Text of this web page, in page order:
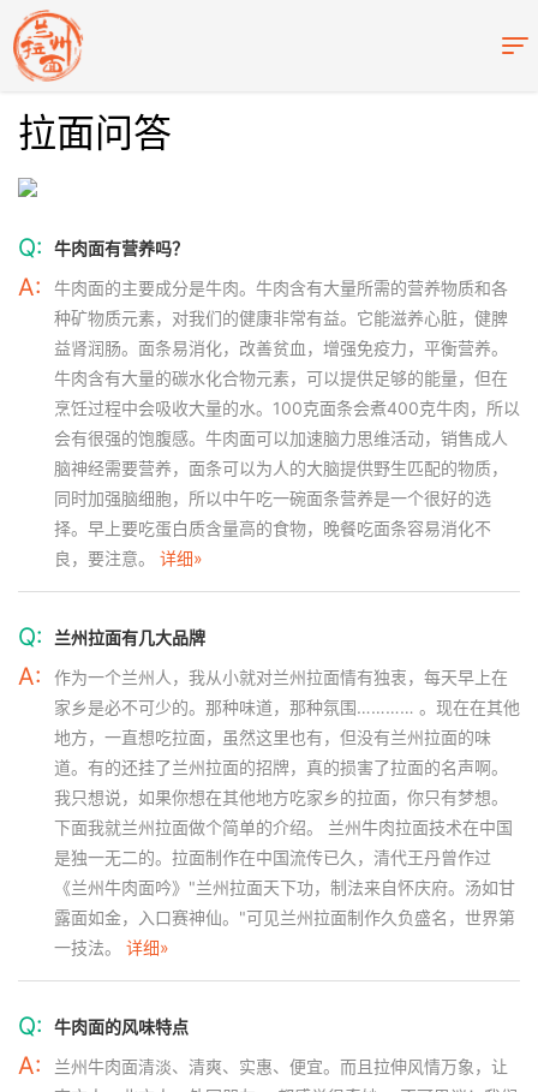
拉面问答
Q: 牛肉面有营养吗？
A:
牛肉面的主要成分是牛肉。牛肉含有大量所需的营养物质和各
种矿物质元素，对我们的健康非常有益。它能滋养心脏，健脾
益肾润肠。面条易消化，改善贫血，增强免疫力，平衡营养。
牛肉含有大量的碳水化合物元素，可以提供足够的能量，但在
烹饪过程中会吸收大量的水。100克面条会煮400克牛肉，所以
会有很强的饱腹感。牛肉面可以加速脑力思维活动，销售成人
脑神经需要营养，面条可以为人的大脑提供野生匹配的物质，
同时加强脑细胞，所以中午吃一碗面条营养是一个很好的选
择。早上要吃蛋白质含量高的食物，晚餐吃面条容易消化不
良，要注意。 详细»
Q: 兰州拉面有几大品牌
A:
作为一个兰州人，我从小就对兰州拉面情有独衷，每天早上在
家乡是必不可少的。那种味道，那种氛围………… 。现在在其他
地方，一直想吃拉面，虽然这里也有，但没有兰州拉面的味
道。有的还挂了兰州拉面的招牌，真的损害了拉面的名声啊。
我只想说，如果你想在其他地方吃家乡的拉面，你只有梦想。
下面我就兰州拉面做个简单的介绍。 兰州牛肉拉面技术在中国
是独一无二的。拉面制作在中国流传已久，清代王丹曾作过
《兰州牛肉面吟》"兰州拉面天下功，制法来自怀庆府。汤如甘
露面如金，入口赛神仙。"可见兰州拉面制作久负盛名，世界第
一技法。 详细»
Q: 牛肉面的风味特点
A:
兰州牛肉面清淡、清爽、实惠、便宜。而且拉伸风情万象，让